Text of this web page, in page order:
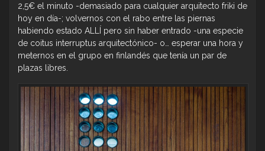
2,5€ el minuto -demasiado para cualquier arquitecto friki de
hoy en día-; volvernos con el rabo entre las piernas
habiendo estado ALLÍ pero sin haber entrado -una especie
de coitus interruptus arquitectónico- o… esperar una hora y
meternos en el grupo en finlandés que tenía un par de
plazas libres.